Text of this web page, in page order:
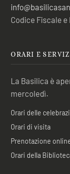
Codice Fiscale
ORARI E
La Basilica è
mercoledì.
Orari delle
Orari di visita
Prenotazione
Orari della